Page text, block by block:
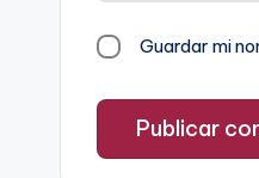
Guardar mi